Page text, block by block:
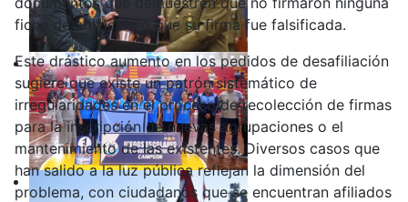
ficha de afiliación o que su firma fue falsificada.
Este drástico aumento en los pedidos de desafiliación
sugiere que existe un patrón sistemático de
irregularidades en el proceso de recolección de firmas
para la inscripción de nuevas agrupaciones o el
mantenimiento de las existentes. Diversos casos que
han salido a la luz pública reflejan la dimensión del
problema, con ciudadanos que se encuentran afiliados